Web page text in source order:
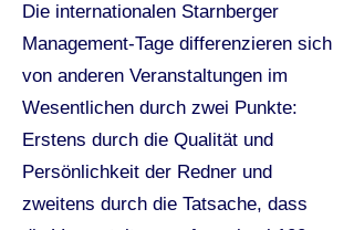
Die internationalen Starnberger
Management-Tage differenzieren sich
von anderen Veranstaltungen im
Wesentlichen durch zwei Punkte:
Erstens durch die Qualität und
Persönlichkeit der Redner und
zweitens durch die Tatsache, dass